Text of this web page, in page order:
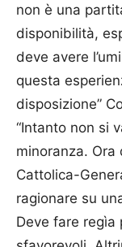
non è una
disponibilità,
deve avere
questa
disposizione”
“Intanto non si
minoranza.
Cattolica-
ragionare su
Deve fare regìa